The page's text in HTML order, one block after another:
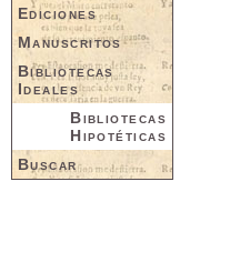
Ediciones
Manuscritos
Bibliotecas
Ideales
Bibliotecas
Hipotéticas
Buscar